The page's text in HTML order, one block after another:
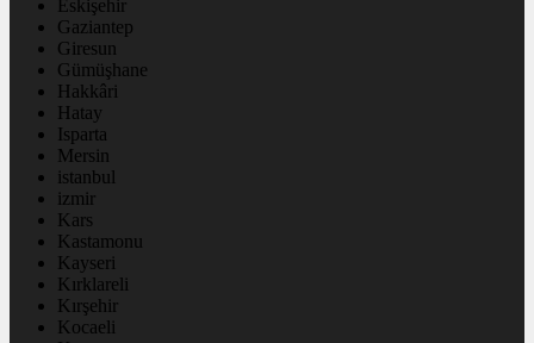
Eskişehir
Gaziantep
Giresun
Gümüşhane
Hakkâri
Hatay
Isparta
Mersin
istanbul
izmir
Kars
Kastamonu
Kayseri
Kırklareli
Kırşehir
Kocaeli